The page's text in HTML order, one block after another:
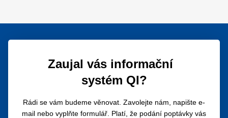
Zaujal vás informační
systém QI?
Rádi se vám budeme věnovat. Zavolejte nám, napište e-
mail nebo vyplňte formulář. Platí, že podání poptávky vás